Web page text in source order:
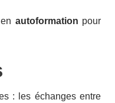
autoformation pour
: les échanges entre